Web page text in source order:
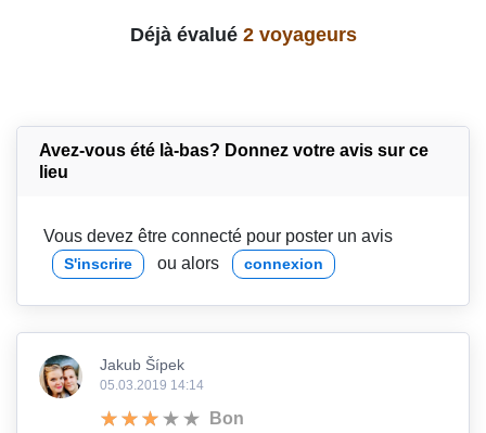
Déjà évalué 2 voyageurs
Avez-vous été là-bas? Donnez votre avis sur ce
lieu
Vous devez être connecté pour poster un avis
S'inscrire ou alors connexion
Jakub Šípek
05.03.2019 14:14
Bon